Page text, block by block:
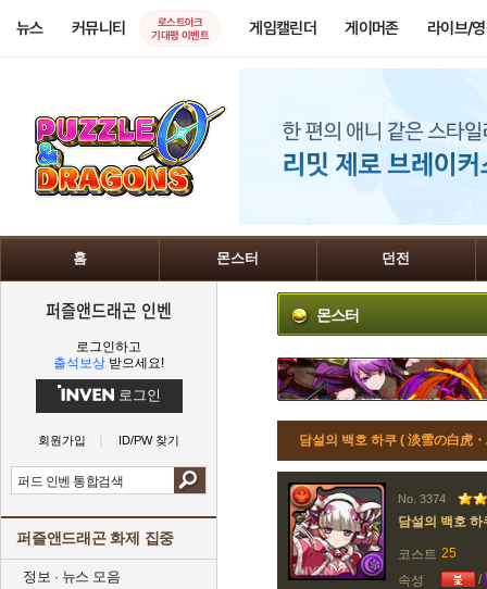
뉴스 커뮤니티
로스트아크
기대평 이벤트
게임캘린더 게이머존 라이브/
홈 몬스터 던전
퍼즐앤드래곤 인벤
로그인하고
출석보상 받으세요!
로그인
회원가입 ID/PW 찾기
퍼즐앤드래곤 화제 집중
정보 · 뉴스 모음
몬스터
담설의 백호 하쿠 ( 淡雪の白虎
No. 3374
담설의 백호 하
코스트 25
속성
/